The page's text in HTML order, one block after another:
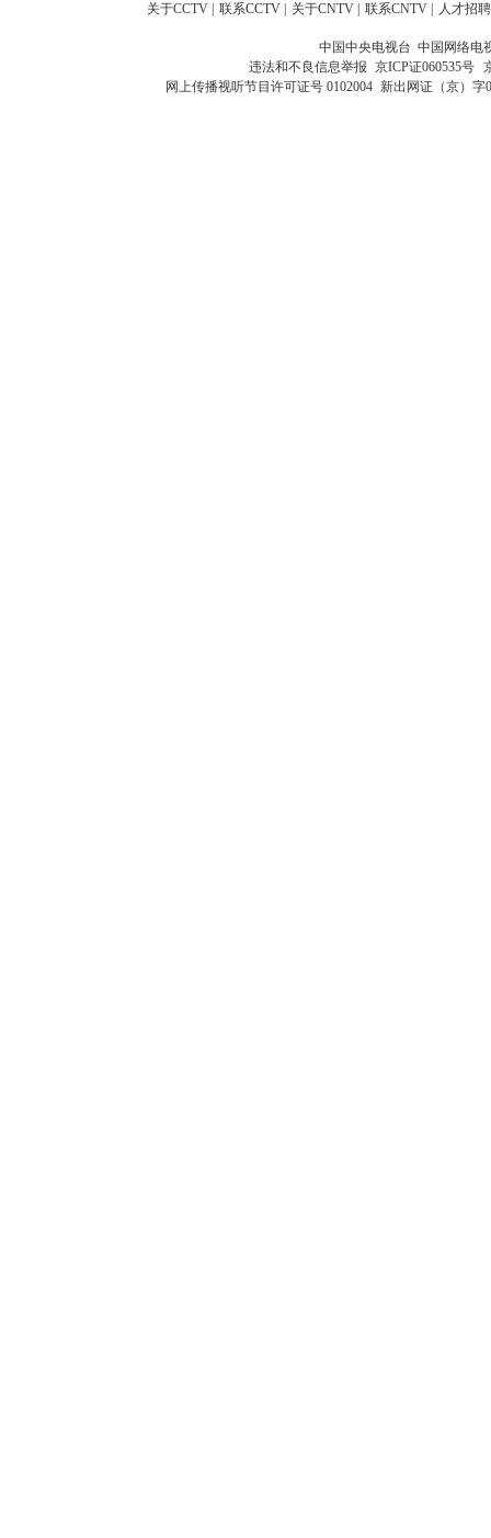
关于CCTV 联系CCTV 关于CNTV 联系CNTV 人才招聘
中国中央电视台 中国网络电
违法和不良信息举报 京ICP证060535号
网上传播视听节目许可证号 0102004 新出网证（京）